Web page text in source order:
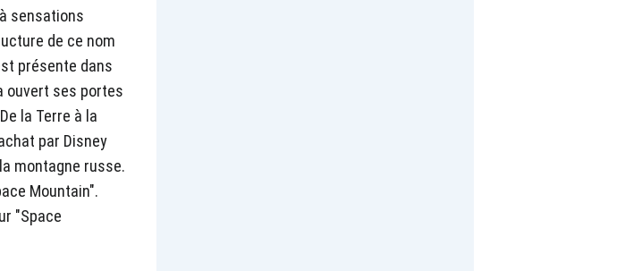
sensations
de ce nom
présente dans
ouvert ses portes
la Terre à la
par Disney
montagne russe.
Mountain".
"Space